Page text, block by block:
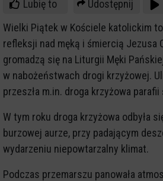
Lubię to
Udostępnij
Wielki Piątek w Kościele katolickim
refleksji nad męką i śmiercią Jezusa
gromadzą się na Liturgii Męki
w nabożeństwach drogi krzyżowej.
przeszła m.in. droga krzyżowa
W tym roku droga krzyżowa odbyła
burzowej aurze, przy padającym
wydarzeniu niepowtarzalny klimat.
Podczas przemarszu panowała